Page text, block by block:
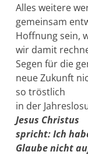
Alles weitere
gemeinsam
Hoffnung sein,
wir damit
Segen für die
neue Zukunft
so tröstlich
in der
Jesus Christus
spricht: Ich
Glaube nicht